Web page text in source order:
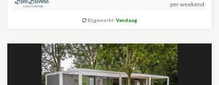
per weekend
Bijgewerkt: Vandaag